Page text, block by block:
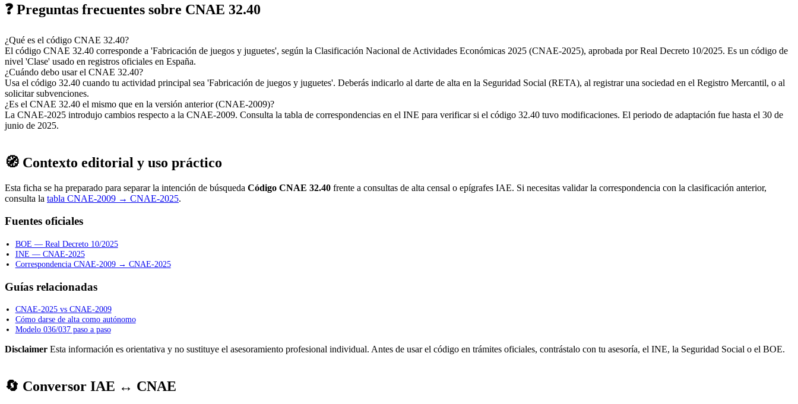
❓ Preguntas frecuentes sobre CNAE 32.40
¿Qué es el código CNAE 32.40?
El código CNAE 32.40 corresponde a 'Fabricación de juegos y juguetes', según la Clasificación Nacional de Actividades Económicas 2025 (CNAE-2025), aprobada por Real Decreto 10/2025. Es un código de
nivel 'Clase' usado en registros oficiales en España.
¿Cuándo debo usar el CNAE 32.40?
Usa el código 32.40 cuando tu actividad principal sea 'Fabricación de juegos y juguetes'. Deberás indicarlo al darte de alta en la Seguridad Social (RETA), al registrar una sociedad en el Registro Mercantil, o al
solicitar subvenciones.
¿Es el CNAE 32.40 el mismo que en la versión anterior (CNAE-2009)?
La CNAE-2025 introdujo cambios respecto a la CNAE-2009. Consulta la tabla de correspondencias en el INE para verificar si el código 32.40 tuvo modificaciones. El periodo de adaptación fue hasta el 30 de
junio de 2025.
🧭 Contexto editorial y uso práctico
Esta ficha se ha preparado para separar la intención de búsqueda Código CNAE 32.40 frente a consultas de alta censal o epígrafes IAE. Si necesitas validar la correspondencia con la clasificación anterior,
consulta la tabla CNAE-2009 → CNAE-2025.
Fuentes oficiales
BOE — Real Decreto 10/2025
INE — CNAE-2025
Correspondencia CNAE-2009 → CNAE-2025
Guías relacionadas
CNAE-2025 vs CNAE-2009
Cómo darse de alta como autónomo
Modelo 036/037 paso a paso
Disclaimer Esta información es orientativa y no sustituye el asesoramiento profesional individual. Antes de usar el código en trámites oficiales, contrástalo con tu asesoría, el INE, la Seguridad Social o el BOE.
🔄 Conversor IAE ↔ CNAE